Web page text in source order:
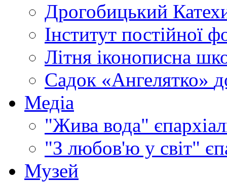
Дрогобицький
Інститут постійної
Літня іконописна
Садок «Ангелятко»
Медіа
"Жива вода"
"З любов'ю у світ"
Музей